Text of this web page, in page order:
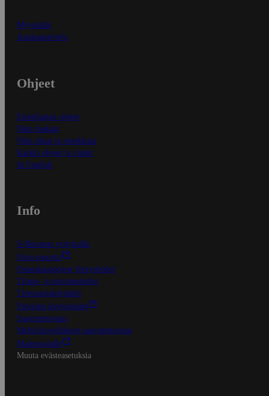
Myymälät
Asiakaspalvelu
Ohjeet
Ensitilaajan ohjeet
Näin maksat
Näin tilaat ja muokkaat
Kaikki ohjeet ja vinkit
In English
Info
S-Business yrityksille
Oiva-raportit
Osuuskauppojen yhteystiedot
Tilaus- ja toimitusehdot
Tietosuojakäytäntö
Palvelun käyttöehdot
Saavutettavuus
Mobiilisovelluksen saavutettavuus
Mainostajalle
Muuta evästeasetuksia